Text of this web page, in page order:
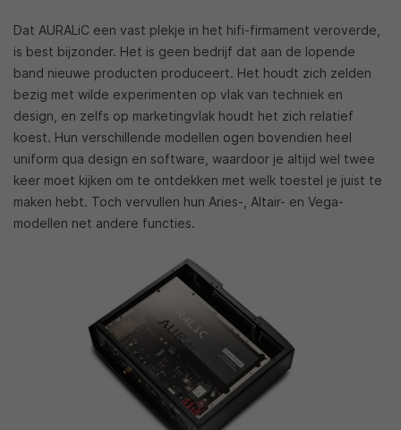
Dat AURALiC een vast plekje in het hifi-firmament veroverde,
is best bijzonder. Het is geen bedrijf dat aan de lopende
band nieuwe producten produceert. Het houdt zich zelden
bezig met wilde experimenten op vlak van techniek en
design, en zelfs op marketingvlak houdt het zich relatief
koest. Hun verschillende modellen ogen bovendien heel
uniform qua design en software, waardoor je altijd wel twee
keer moet kijken om te ontdekken met welk toestel je juist te
maken hebt. Toch vervullen hun Aries-, Altair- en Vega-
modellen net andere functies.